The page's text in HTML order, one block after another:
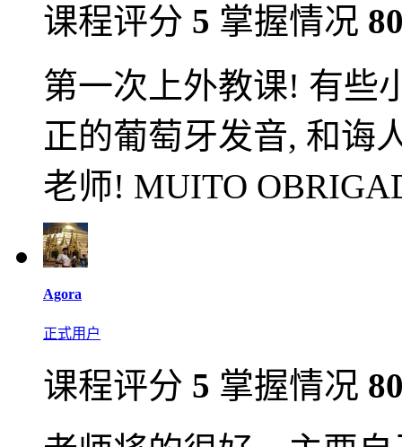
课程评分 5 掌握情况
第一次上外教课! 有些
正的葡萄牙发音, 和诲
老师! MUITO
Agora
正式用户
课程评分 5 掌握情况